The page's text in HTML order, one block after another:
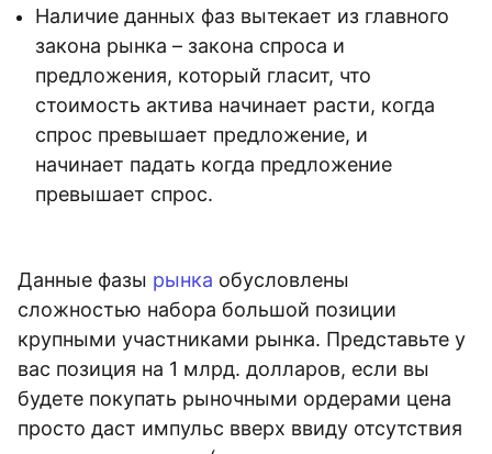
Наличие данных фаз вытекает из главного
закона рынка – закона спроса и
предложения, который гласит, что
стоимость актива начинает расти, когда
спрос превышает предложение, и
начинает падать когда предложение
превышает спрос.
Данные фазы рынка обусловлены
сложностью набора большой позиции
крупными участниками рынка. Представьте у
вас позиция на 1 млрд. долларов, если вы
будете покупать рыночными ордерами цена
просто даст импульс вверх ввиду отсутствия